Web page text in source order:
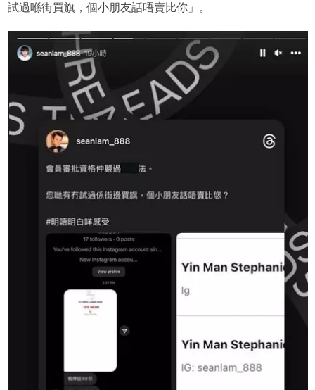
試過喺街買旗，個小朋友話唔賣比你」。